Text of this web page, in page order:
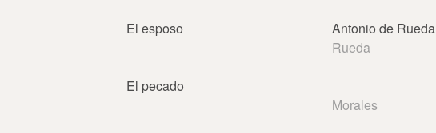
El esposo
Antonio de Rueda
Rueda
El pecado
Morales